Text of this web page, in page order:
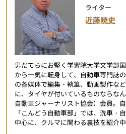
ライター
近藤暁史
男だてらにお堅く学習院大学文学部
から一気に転身して、自動車専門誌
の各媒体で編集・執筆、動画製作な
に、タイヤが付いているものならな
自動車ジャーナリスト協会）会員。
「こんどう自動車部」では、洗車・
中心に、クルマに関わる裏技を紹介中